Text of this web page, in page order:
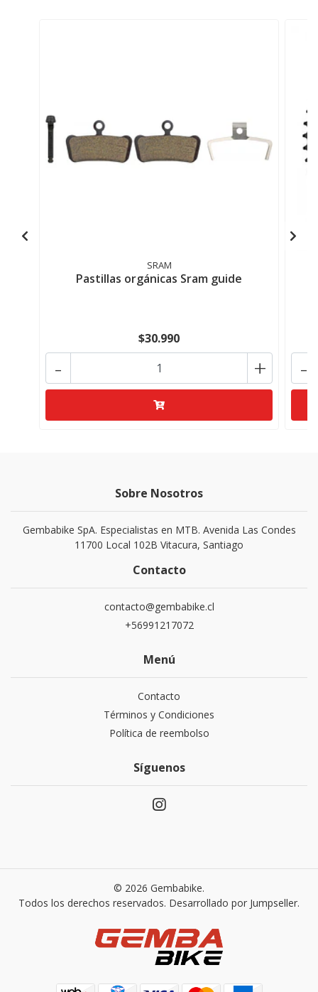
SRAM
Pastillas orgánicas Sram guide
$30.990
+
- -
Sobre Nosotros
Gembabike SpA. Especialistas en MTB. Avenida Las Condes
11700 Local 102B Vitacura, Santiago
Contacto
contacto@gembabike.cl
+56991217072
Menú
Contacto
Términos y Condiciones
Política de reembolso
Síguenos
© 2026 Gembabike.
Todos los derechos reservados. Desarrollado por Jumpseller.